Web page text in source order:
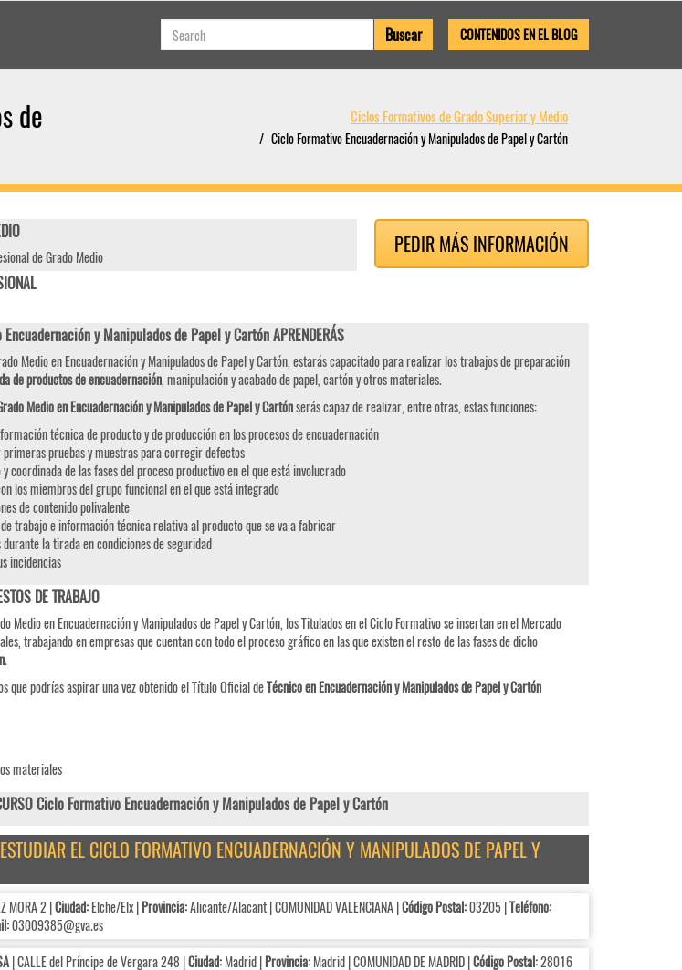
CONTENIDOS EN EL BLOG
de Ciclos Formativos de Grado Superior y Medio
Ciclo Formativo Encuadernación y Manipulados de Papel y Cartón
PEDIR MÁS INFORMACIÓN
de Grado Medio
y Manipulados de Papel y Cartón APRENDERÁS
Medio en Encuadernación y Manipulados de Papel y Cartón, estarás capacitado para realizar los trabajos de preparación
de productos de encuadernación, manipulación y acabado de papel, cartón y otros materiales.
Medio en Encuadernación y Manipulados de Papel y Cartónserás capaz de realizar, entre otras, estas funciones:
técnica de producto y de producción en los procesos de encuadernación
pruebas y muestras para corregir defectos
coordinada de las fases del proceso productivo en el que está involucrado
los miembros del grupo funcional en el que está integrado
de contenido polivalente
trabajo e información técnica relativa al producto que se va a fabricar
la tirada en condiciones de seguridad
incidencias
DE TRABAJO
Medio en Encuadernación y Manipulados de Papel y Cartón, los Titulados en el Ciclo Formativo se insertan en el Mercado
trabajando en empresas que cuentan con todo el proceso gráfico en las que existen el resto de las fases de dicho
.
que podrías aspirar una vez obtenido el Título Oficial deTécnico en Encuadernación y Manipulados de Papel y Cartón
materiales
Ciclo Formativo Encuadernación y Manipulados de Papel y Cartón
EL CICLO FORMATIVO ENCUADERNACIÓN Y MANIPULADOS DE PAPEL Y
MORA 2 |Ciudad:Elche/Elx |Provincia:Alicante/Alacant | COMUNIDAD VALENCIANA |Código Postal:03205 |Teléfono:
03009385@gva.es
| CALLE del Príncipe de Vergara 248 |Ciudad:Madrid |Provincia:Madrid | COMUNIDAD DE MADRID |Código Postal:28016